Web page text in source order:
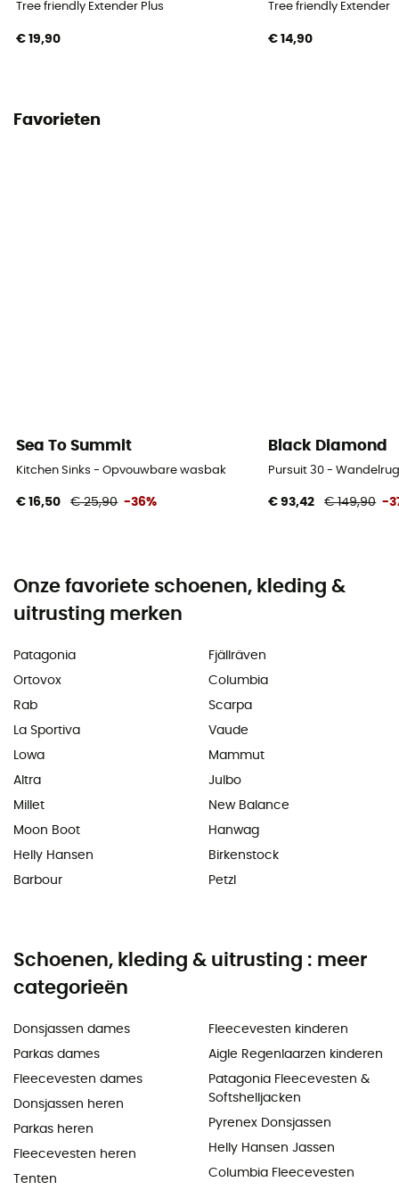
Tree friendly Extender Plus
€ 19,90
Tree friendly Extender
€ 14,90
Favorieten
Sea To Summit
Kitchen Sinks - Opvouwbare wasbak
€ 16,50 € 25,90 -36%
Black Diamond
Pursuit 30 -
€ 93,42 € 149,90 -
Onze favoriete schoenen, kleding &
uitrusting merken
Patagonia
Ortovox
Rab
La Sportiva
Lowa
Altra
Millet
Moon Boot
Helly Hansen
Barbour
Fjällräven
Columbia
Scarpa
Vaude
Mammut
Julbo
New Balance
Hanwag
Birkenstock
Petzl
Schoenen, kleding & uitrusting : meer
categorieën
Donsjassen dames
Parkas dames
Fleecevesten dames
Donsjassen heren
Parkas heren
Fleecevesten heren
Tenten
Fleecevesten kinderen
Aigle Regenlaarzen kinderen
Patagonia Fleecevesten &
Softshelljacken
Pyrenex Donsjassen
Helly Hansen Jassen
Columbia Fleecevesten